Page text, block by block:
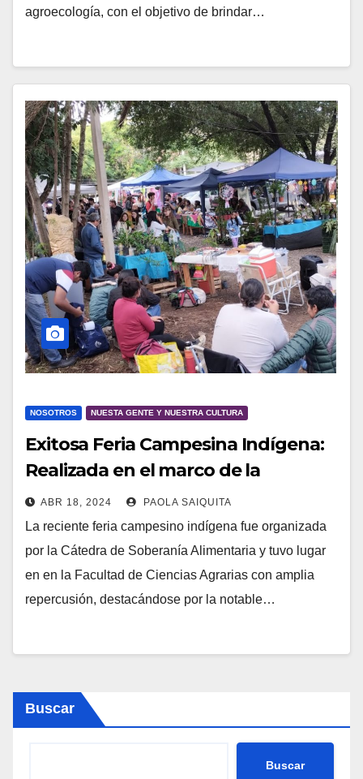
agroecología, con el objetivo de brindar…
NOSOTROS NUESTA GENTE Y NUESTRA CULTURA
Exitosa Feria Campesina Indígena:
Realizada en el marco de la
Presentación del Segundo Informe
sobre la Situación de la Soberanía
Alimentaria en Argentina
ABR 18, 2024 PAOLA SAIQUITA
La reciente feria campesino indígena fue organizada
por la Cátedra de Soberanía Alimentaria y tuvo lugar
en en la Facultad de Ciencias Agrarias con amplia
repercusión, destacándose por la notable…
Buscar
Buscar